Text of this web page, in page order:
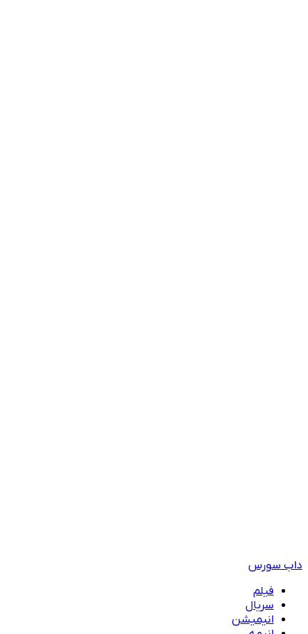
داب سورس
فیلم
سریال
انیمیشن